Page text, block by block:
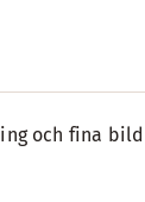
och fina